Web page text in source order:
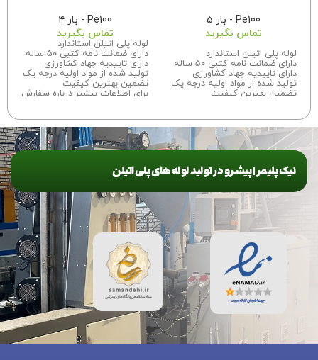
Pe100 - بار ۵
تماس بگیرید
لوله پلی اتیلن استاندارد
دارای ضمانت نامه کتبی 50 ساله
دارای تاییدیه جهاد کشاورزی
تولید شده از مواد اولیه درجه یک
تضمین بهترین کیفیت
Pe100 - بار ۴
تماس بگیرید
لوله پلی اتیلن استاندارد
دارای ضمانت نامه کتبی 50 ساله
دارای تاییدیه جهاد کشاورزی
تولید شده از مواد اولیه درجه یک
تضمین بهترین کیفیت
برای اطلاعات بیشتر درباره سفارش
نیک پلیمر | پیشرو در تولید لوله های پلی اتیلن